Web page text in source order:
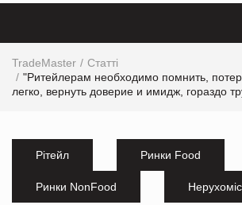
TradeMaster
Статті
"Ритейлерам необходимо помнить,
легко, вернуть доверие и имидж, гораздо
Рітейл Ринки Food
Ринки NonFood